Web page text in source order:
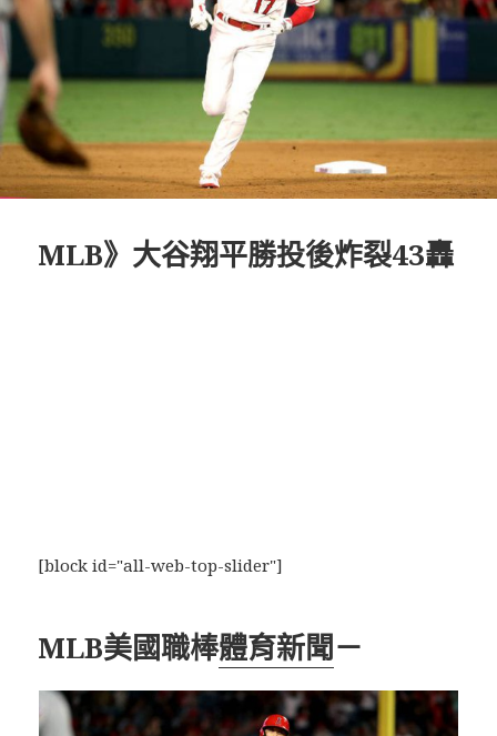
MLB》大谷翔平勝投後炸裂43轟
[block id="all-web-top-slider"]
MLB美國職棒體育新聞－